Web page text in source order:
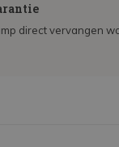
direct vervangen